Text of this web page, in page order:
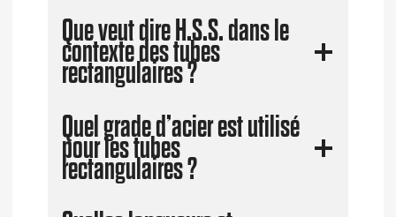
Que veut dire H.S.S. dans le
contexte des tubes
rectangulaires ?
Quel grade d’acier est utilisé
pour les tubes
rectangulaires ?